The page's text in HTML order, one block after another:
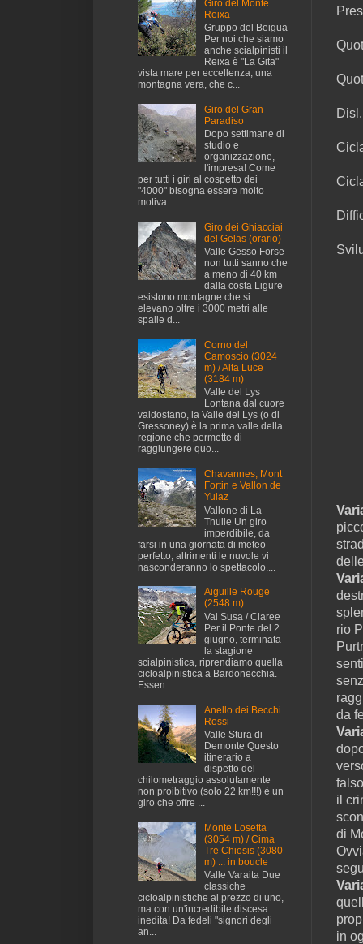
rio
da
il
di
in
Giro del Monte
Reixa
Gruppo del Beigua
Per noi che siamo
anche scialpinisti il
Reixa è "La Gita"
vista mare per eccellenza, una
montagna vera, che c...
Giro del Gran
Paradiso
Dopo settimane di
studio e
organizzazione,
l'impresa! Come
per tutti i giri al cospetto dei
"4000" bisogna essere molto
motiva...
Giro dei Ghiacciai
del Gelas (orario)
Valle Gesso Forse
non tutti sanno che
a meno di 40 km
dalla costa Ligure
esistono montagne che si
elevano oltre i 3000 metri alle
spalle d...
Corno del
Camoscio (3024
m) / Alta Luce
(3184 m)
Valle del Lys
Lontana dal cuore
valdostano, la Valle del Lys (o di
Gressoney) è la prima valle della
regione che permette di
raggiungere quo...
Chavannes, Mont
Fortin e Vallon de
Yulaz
Vallone di La
Thuile Un giro
imperdibile, da
farsi in una giornata di meteo
perfetto, altrimenti le nuvole vi
nasconderanno lo spettacolo....
Aiguille Rouge
(2548 m)
Val Susa / Claree
Per il Ponte del 2
giugno, terminata
la stagione
scialpinistica, riprendiamo quella
cicloalpinistica a Bardonecchia.
Essen...
Anello dei Becchi
Rossi
Valle Stura di
Demonte Questo
itinerario a
dispetto del
chilometraggio assolutamente
non proibitivo (solo 22 km!!!) è un
giro che offre ...
Monte Losetta
(3054 m) / Cima
Tre Chiosis (3080
m) ... in boucle
Valle Varaita Due
classiche
cicloalpinistiche al prezzo di uno,
ma con un'incredibile discesa
inedita! Da fedeli "signori degli
an...